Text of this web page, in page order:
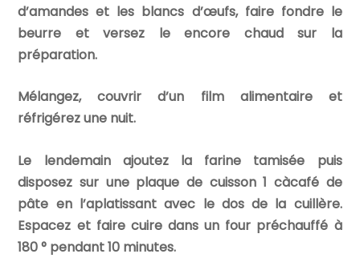
d’amandes et les blancs d’œufs, faire fondre le
beurre et versez le encore chaud sur la
préparation.
Mélangez, couvrir d’un film alimentaire et
réfrigérez une nuit.
Le lendemain ajoutez la farine tamisée puis
disposez sur une plaque de cuisson 1 càcafé de
pâte en l’aplatissant avec le dos de la cuillère.
Espacez et faire cuire dans un four préchauffé à
180 ° pendant 10 minutes.